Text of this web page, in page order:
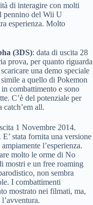
di interagire con molti
pennino del Wii U
esperienza. Molto
(3DS): data di uscita 28
prova, per quanto riguarda
una demo speciale
a quello di Pokemon
combattimento e sono
C’è del potenziale per
catch’em all.
1 Novembre 2014.
stata fornita una versione
l’esperienza.
molto le orme di No
mostri e un free roaming
non sembra
I combattimenti
mostrato nei filmati, ma,